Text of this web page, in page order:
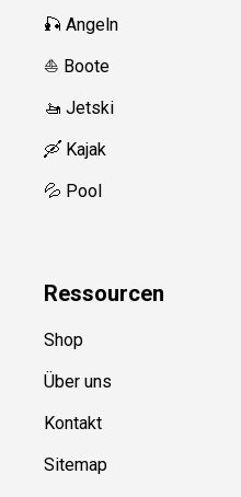
🎣 Angeln
⛵️ Boote
🚤 Jetski
🛶 Kajak
💦 Pool
Ressourcen
Shop
Über uns
Kontakt
Sitemap